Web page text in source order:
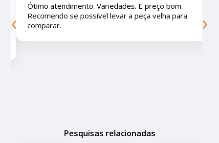
Ótimo lugar, vendedores super atenciosos e
educados e preços muito bons!
‹ ›
Pesquisas relacionadas